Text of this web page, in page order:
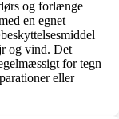
og forlænge
en egnet
og vind. Det
for tegn
eller